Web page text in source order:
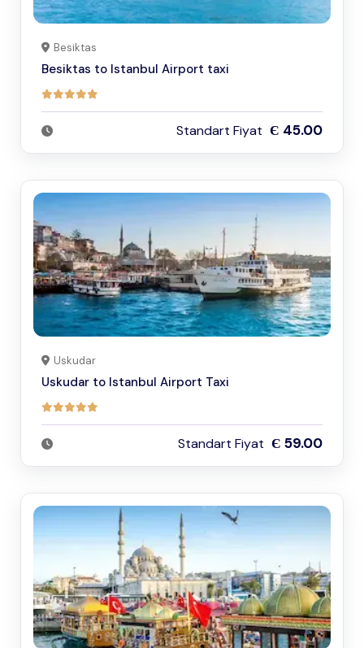
Besiktas
Besiktas to Istanbul Airport taxi
Standart Fiyat Є 45.00
Uskudar
Uskudar to Istanbul Airport Taxi
Standart Fiyat Є 59.00